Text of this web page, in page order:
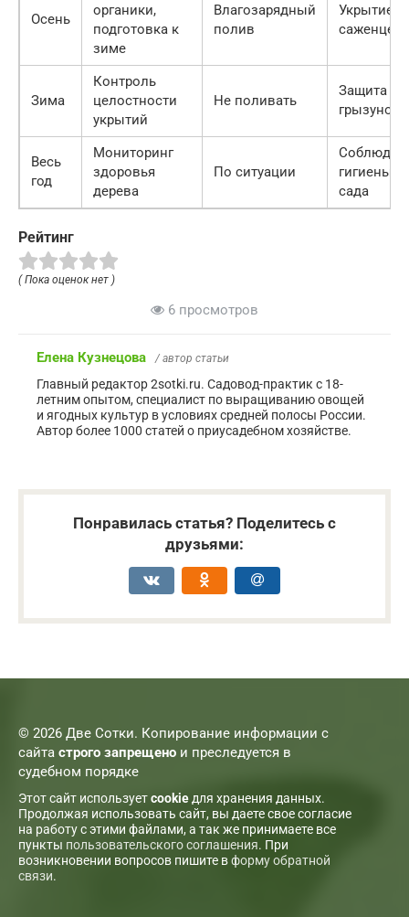
Осень
органики,
подготовка к
зиме
Влагозарядный
полив
Укрытие
саженцев
Зима
Контроль
целостности
укрытий
Не поливать
Защита от
грызунов
Весь
год
Мониторинг
здоровья
дерева
По ситуации
гигиены
сада
Рейтинг
( Пока оценок нет )
6 просмотров
Елена Кузнецова / автор статьи
Главный редактор 2sotki.ru. Садовод-практик с 18-
летним опытом, специалист по выращиванию овощей
и ягодных культур в условиях средней полосы России.
Автор более 1000 статей о приусадебном хозяйстве.
Понравилась статья? Поделитесь с
друзьями:
© 2026 Две Сотки. Копирование информации с
сайта строго запрещено и преследуется в
судебном порядке
Этот сайт используетcookieдля хранения данных.
Продолжая использовать сайт, вы даете свое согласие
на работу с этими файлами, а так же принимаете все
пункты пользовательского соглашения. При
возникновении вопросов пишите вформу обратной
связи.